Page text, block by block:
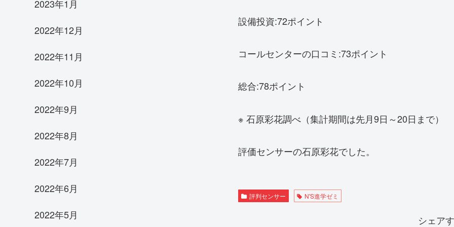
設備投資:72ポイント
コールセンターの口コミ:73ポイント
総合:78ポイント
※ 石原彩花調べ（集計期間は先月9日～20日まで）
評価センサーの石原彩花でした。
評判センサー N'S進学ゼミ
シェア
2023年1月
2022年12月
2022年11月
2022年10月
2022年9月
2022年8月
2022年7月
2022年6月
2022年5月